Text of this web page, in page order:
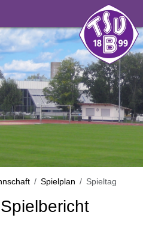
Spielplan Spieltag
Spielbericht